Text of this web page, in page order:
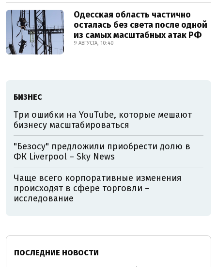
Одесская область частично
осталась без света после одной
из самых масштабных атак РФ
9 АВГУСТА, 10:40
БИЗНЕС
Три ошибки на YouTube, которые мешают
бизнесу масштабироваться
"Безосу" предложили приобрести долю в
ФК Liverpool – Sky News
Чаще всего корпоративные изменения
происходят в сфере торговли –
исследование
ПОСЛЕДНИЕ НОВОСТИ